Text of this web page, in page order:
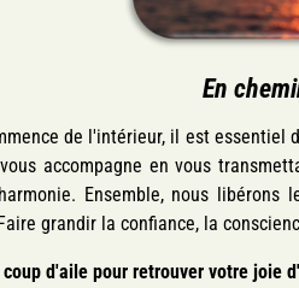
En
de l'intérieur, il est essentiel
accompagne en vous
. Ensemble, nous libérons
grandir la confiance, la
d'aile pour retrouver votre joie